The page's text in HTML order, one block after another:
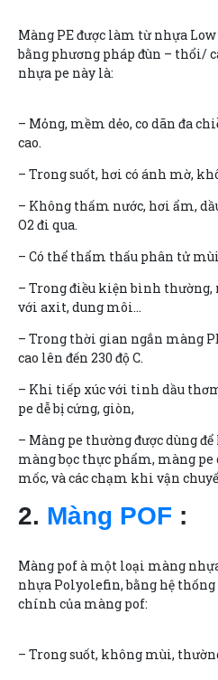
Màng PE được làm từ nhựa
bằng phương pháp đùn – thổi/
nhựa pe này là:
– Mỏng, mềm dẻo, co dãn đa
cao.
– Trong suốt, hơi có ánh mờ,
– Không thấm nước, hơi ẩm,
O2 đi qua.
– Có thể thẩm thấu phân tử
– Trong điều kiện bình
với axit, dung môi…
– Trong thời gian ngắn màng
cao lên đến 230 độ C.
– Khi tiếp xúc với tinh dầu
pe dễ bị cứng, giòn,
– Màng pe thường được dùng
màng bọc thực phẩm, màng
mốc, và các chạm khi vận
2. Màng POF :
Màng pof à một loại màng
nhựa Polyolefin, bằng hệ
chính của màng pof:
– Trong suốt, không mùi,